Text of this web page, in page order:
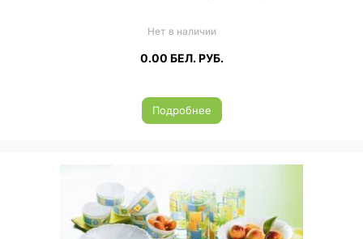
Нет в наличии
0.00 БЕЛ. РУБ.
Подробнее